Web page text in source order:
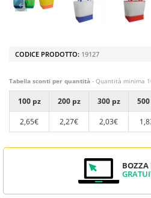
CODICE PRODOTTO: 19127
Tabella sconti per quantità - Quantità minima
100 pz 200 pz 300 pz
2,65€
2,27€ 2,03€
BOZZA